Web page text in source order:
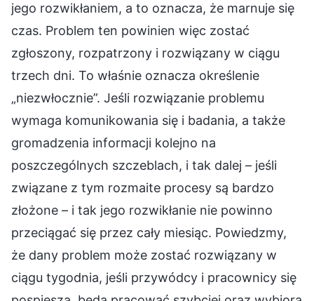
jego rozwikłaniem, a to oznacza, że marnuje się
czas. Problem ten powinien więc zostać
zgłoszony, rozpatrzony i rozwiązany w ciągu
trzech dni. To właśnie oznacza określenie
„niezwłocznie”. Jeśli rozwiązanie problemu
wymaga komunikowania się i badania, a także
gromadzenia informacji kolejno na
poszczególnych szczeblach, i tak dalej – jeśli
związane z tym rozmaite procesy są bardzo
złożone – i tak jego rozwikłanie nie powinno
przeciągać się przez cały miesiąc. Powiedzmy,
że dany problem może zostać rozwiązany w
ciągu tygodnia, jeśli przywódcy i pracownicy się